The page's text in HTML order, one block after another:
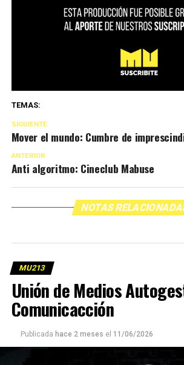
TEMAS:
SIGUIENTE
Mover el mundo: Cumbre de
ANTERIOR
Anti algoritmo: Cineclub Mabuse
NOTAS
MU213
Unión de Medios
Comunicacción
Publicada hace 2 meses el 11/06/2026